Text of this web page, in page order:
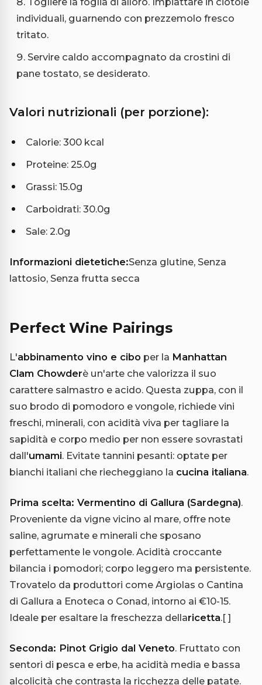
individuali, guarnendo con prezzemolo fresco
tritato.
Servire caldo accompagnato da crostini di
pane tostato, se desiderato.
Valori nutrizionali (per porzione):
Calorie: 300 kcal
Proteine: 25.0g
Grassi: 15.0g
Carboidrati: 30.0g
Sale: 2.0g
Informazioni dietetiche:Senza glutine, Senza
lattosio, Senza frutta secca
Perfect Wine Pairings
L'abbinamento vino e cibo per la Manhattan
Clam Chowderè un'arte che valorizza il suo
carattere salmastro e acido. Questa zuppa, con il
suo brodo di pomodoro e vongole, richiede vini
freschi, minerali, con acidità viva per tagliare la
sapidità e corpo medio per non essere sovrastati
dall'umami. Evitate tannini pesanti: optate per
bianchi italiani che riecheggiano la cucina italiana.
Prima scelta: Vermentino di Gallura (Sardegna).
Proveniente da vigne vicino al mare, offre note
saline, agrumate e minerali che sposano
perfettamente le vongole. Acidità croccante
bilancia i pomodori; corpo leggero ma persistente.
Trovatelo da produttori come Argiolas o Cantina
di Gallura a Enoteca o Conad, intorno ai €10-15.
Ideale per esaltare la freschezza dellaricetta.[ ]
Seconda: Pinot Grigio dal Veneto. Fruttato con
sentori di pesca e erbe, ha acidità media e bassa
alcolicità che contrasta la ricchezza delle patate.